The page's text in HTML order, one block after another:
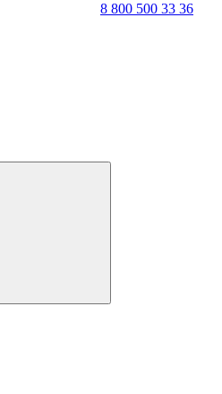
8 800 500 33 36